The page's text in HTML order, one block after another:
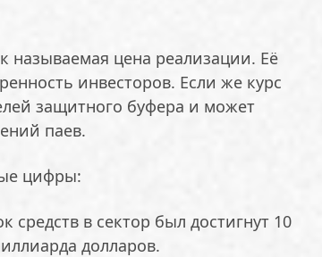
называемая цена реализации. Её
инвесторов. Если же курс
защитного буфера и может
паев.
цифры:
в сектор был достигнут 10
долларов.